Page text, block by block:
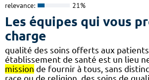
relevance: 21%
Les équipes qui vous
charge
qualité des soins offerts aux
établissement de santé est un lieu
mission de fournir à tous, sans